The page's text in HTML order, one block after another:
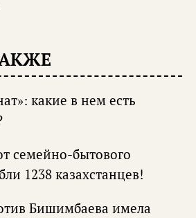
какие в нем есть
семейно-бытового
1238 казахстанцев!
Бишимбаева имела